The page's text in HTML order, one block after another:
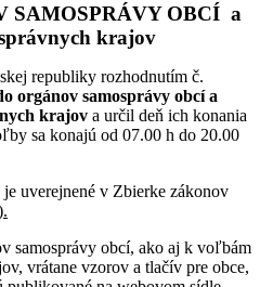
SAMOSPRÁVY OBCÍ a
krajov
republiky rozhodnutím č.
orgánov samosprávy obcía
krajov a určil deň ich konania
sa konajú od 07.00 h do 20.00
uverejnené v Zbierke zákonov
samosprávy obcí, ako aj k voľbám
vrátane vzorov a tlačív pre obce,